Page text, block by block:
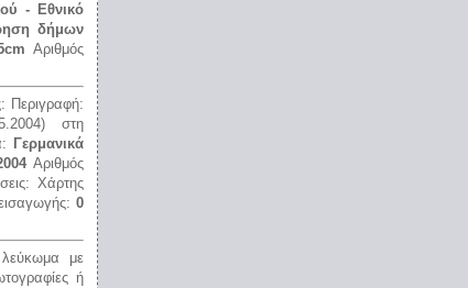
- Εθνικό
δήμων
Αριθμός
Περιγραφή:
στη
Γερμανικά
Αριθμός
Χάρτης
0
λεύκωμα με
ή